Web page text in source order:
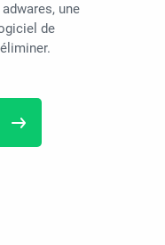
une
de